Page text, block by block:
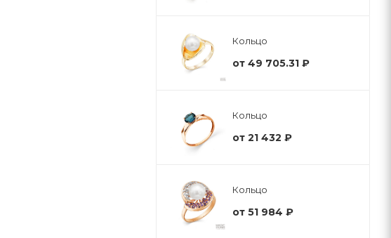
Кольцо
от 49 705.31 ₽
Кольцо
от 21 432 ₽
Кольцо
от 51 984 ₽